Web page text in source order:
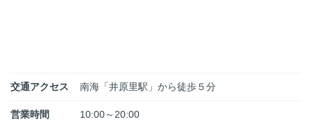
交通アクセス 南海「井原里駅」から徒歩５分
営業時間 10:00～20:00